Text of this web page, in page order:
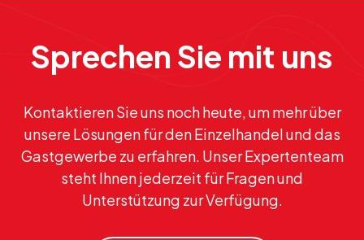
Sprechen Sie mit uns
Kontaktieren Sie uns noch heute, um mehr über
unsere Lösungen für den Einzelhandel und das
Gastgewerbe zu erfahren. Unser Expertenteam
steht Ihnen jederzeit für Fragen und
Unterstützung zur Verfügung.